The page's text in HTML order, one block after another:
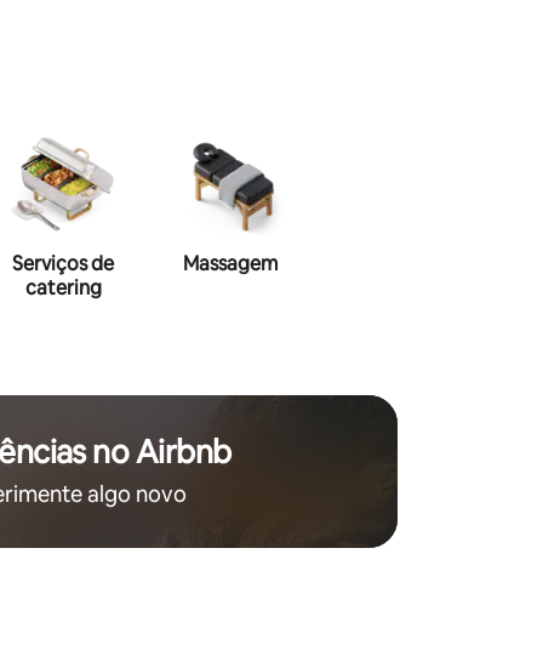
Serviços de
catering
Massagem
no Airbnb
algo novo